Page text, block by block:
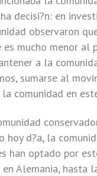
decisi?n: en
observaron
mucho menor al
a la
sumarse al
comunidad en
hoy d?a, la
han optado por
Alemania, hasta